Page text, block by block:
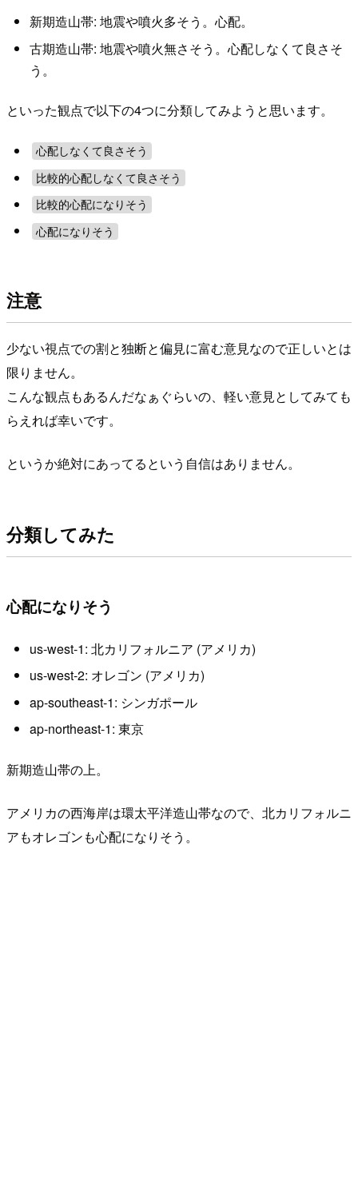
新期造山帯: 地震や噴火多そう。心配。
古期造山帯: 地震や噴火無さそう。心配しなくて良さそ
う。
といった観点で以下の4つに分類してみようと思います。
心配しなくて良さそう
比較的心配しなくて良さそう
比較的心配になりそう
心配になりそう
注意
少ない視点での割と独断と偏見に富む意見なので正しいとは
限りません。
こんな観点もあるんだなぁぐらいの、軽い意見としてみても
らえれば幸いです。
というか絶対にあってるという自信はありません。
分類してみた
心配になりそう
us-west-1: 北カリフォルニア (アメリカ)
us-west-2: オレゴン (アメリカ)
ap-southeast-1: シンガポール
ap-northeast-1: 東京
新期造山帯の上。
アメリカの西海岸は環太平洋造山帯なので、北カリフォルニ
アもオレゴンも心配になりそう。